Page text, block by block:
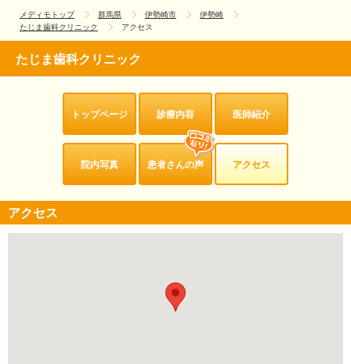
メディモトップ 群馬県 伊勢崎市
伊勢崎
たじま歯科クリニック
アクセス
たじま歯科クリニック
トップページ 診療内容 医師紹介
院内写真 患者さんの声 アクセス
アクセス